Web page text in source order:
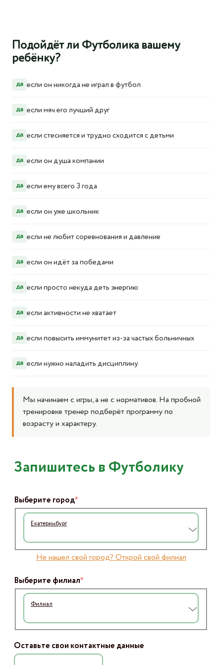
важно, чтобы дети росли. Я вижу, что с
каждым месяцем это происходит
Подойдёт ли Футболика вашему
ребёнку?
да если он никогда не играл в футбол
да если мяч его лучший друг
да если стесняется и трудно сходится с детьми
да если он душа компании
да если ему всего 3 года
да если он уже школьник
да если не любит соревнования и давление
да если он идёт за победами
да если просто некуда деть энергию
да если активности не хватает
да если повысить иммунитет из-за частых больничных
да если нужно наладить дисциплину
Мы начинаем с игры, а не с нормативов. На пробной
тренировке тренер подберёт программу по
возрасту и характеру.
Запишитесь в Футболику
Выберите город*
Екатеринбург
Не нашел свой город? Открой свой филиал
Выберите филиал*
Филиал
Оставьте свои контактные данные